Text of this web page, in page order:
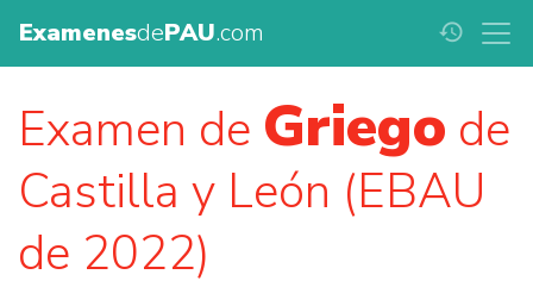
ExamenesdePAU.com history
Examen de Griego de
Castilla y León (EBAU
de 2022)